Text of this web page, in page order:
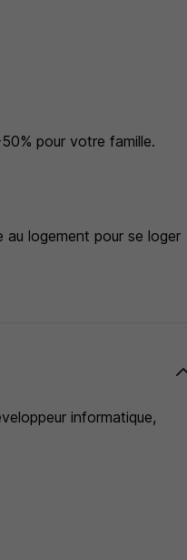
pour votre famille.
au logement pour se loger
informatique,